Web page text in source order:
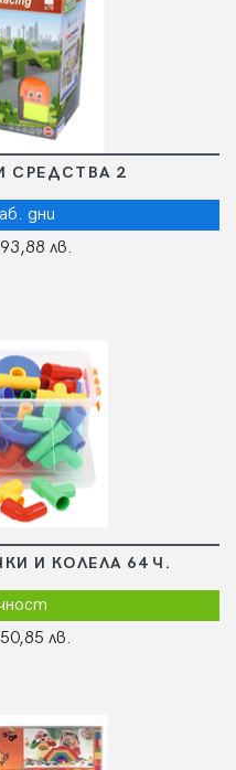
СРЕДСТВА 2
дни
лв.
И КОЛЕЛА 64 Ч.
лв.